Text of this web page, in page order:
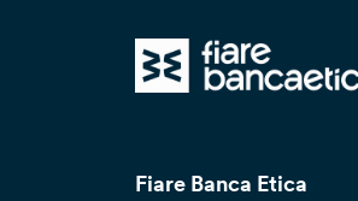
Fiare Banca Etica